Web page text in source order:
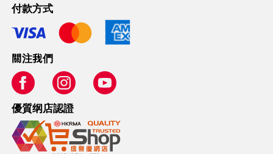
付款方式
關注我們
優質纲店認證